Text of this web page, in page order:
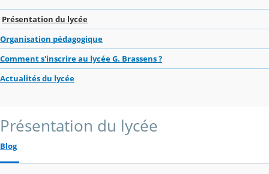
Présentation du lycée
Organisation pédagogique
Comment s'inscrire au lycée G. Brassens ?
Actualités du lycée
Présentation du lycée
Blog